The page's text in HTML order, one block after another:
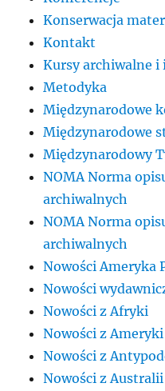
Konserwacja
Kontakt
Kursy archiwalne i
Metodyka
Międzynarodowe
Międzynarodowe
Międzynarodowy
NOMA Norma
archiwalnych
NOMA Norma
archiwalnych
Nowości Ameryka
Nowości
Nowości z Afryki
Nowości z
Nowości z
Nowości z Australii